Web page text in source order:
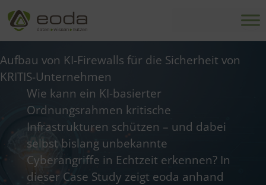
Zum
Inhalt
springen
Aufbau von KI-Firewalls für die Sicherheit von
KRITIS-Unternehmen
Wie kann ein KI-basierter
Ordnungsrahmen kritische
Infrastrukturen schützen – und dabei
selbst bislang unbekannte
Cyberangriffe in Echtzeit erkennen? In
dieser Case Study zeigt eoda anhand